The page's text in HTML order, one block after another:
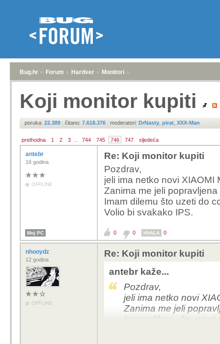
Bug.hr » Forum » Hardver » Monitori »
Koji monitor kupiti
poruka: 22.389 | čitano: 7.618.376 | moderatori: DrNasty pirat XXX-Man
prethodna 1 2 3 744 745 746 747 sljedeća
antebr
16 godina
OFFLINE
Re: Koji monitor kupiti
Pozdrav,
jeli ima netko novi XIAOMI
Zanima me jeli
Imam dilemu što uzeti do
Volio bi svakako IPS.
Moj PC 0 0 HVALA 0
nhooydz
12 godina
OFFLINE
Re: Koji monitor kupiti
antebr kaže...
Pozdrav,
jeli ima netko novi
Zanima me jeli
Imam dilemu što